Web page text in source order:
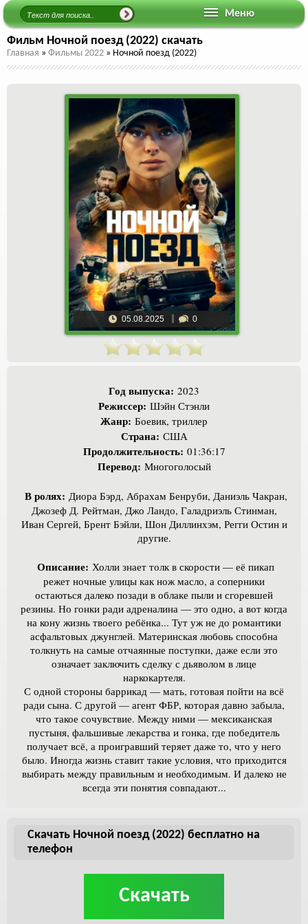
Меню
Фильм Ночной поезд (2022) скачать
Главная » Фильмы 2022 » Ночной поезд (2022)
05.08.2025 0
Год выпуска: 2023
Режиссер: Шэйн Стэнли
Жанр: Боевик, триллер
Страна: США
Продолжительность: 01:36:17
Перевод: Многоголосый
В ролях: Диора Бэрд, Абрахам Бенруби, Даниэль Чакран,
Джозеф Д. Рейтман, Джо Ландо, Галадриэль Стинман,
Иван Сергей, Брент Бэйли, Шон Диллинхэм, Регги Остин и
другие.
Описание: Холли знает толк в скорости — её пикап
режет ночные улицы как нож масло, а соперники
остаються далеко позади в облаке пыли и сгоревшей
резины. Но гонки ради адреналина — это одно, а вот когда
на кону жизнь твоего ребёнка... Тут уж не до романтики
асфальтовых джунглей. Материнская любовь способна
толкнуть на самые отчаянные поступки, даже если это
означает заключить сделку с дьяволом в лице
наркокартеля.
С одной стороны баррикад — мать, готовая пойти на всё
ради сына. С другой — агент ФБР, которая давно забыла,
что такое сочувствие. Между ними — мексиканская
пустыня, фальшивые лекарства и гонка, где победитель
получает всё, а проигравший теряет даже то, что у него
было. Иногда жизнь ставит такие условия, что приходится
выбирать между правильным и необходимым. И далеко не
всегда эти понятия совпадают...
Скачать Ночной поезд (2022) бесплатно на
телефон
Скачать